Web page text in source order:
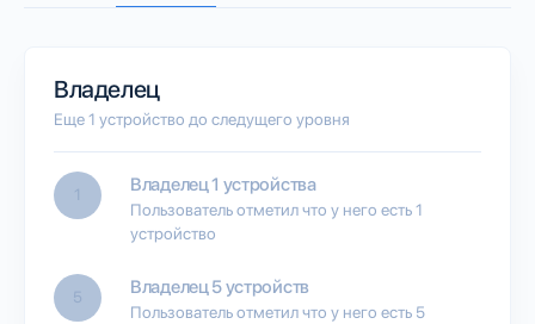
Владелец
Еще 1 устройство до следущего уровня
1 Владелец 1 устройства
Пользователь отметил что у него есть 1
устройство
5 Владелец 5 устройств
Пользователь отметил что у него есть 5